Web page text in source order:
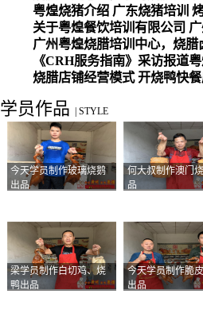
粤煌烧猪介绍 广东烧猪培训
关于粤煌餐饮培训有限公司
《CRH服务指南》采访报道
烧腊店铺经营模式 开烧鸭快
学员作品 STYLE
今天学员制作玻璃烧鹅
出品
何大叔制作澳门
品
梁学员制作白切鸡、烧
鸭出品
今天学员制作脆
出品